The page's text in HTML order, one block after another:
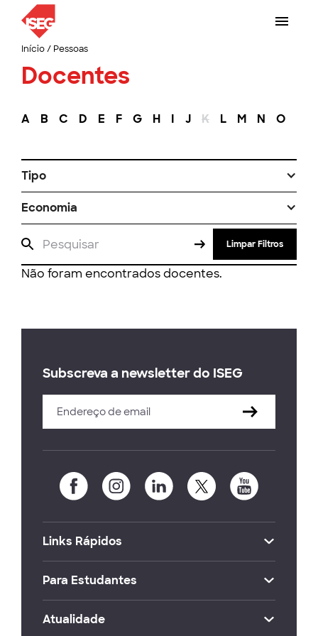
Início/ Pessoas
Docentes
A B C D E F G H I J K L M N O
Tipo
Economia
Limpar Filtros
Não foram encontrados docentes.
Subscreva a newsletter do ISEG
Links Rápidos
Para Estudantes
Atualidade